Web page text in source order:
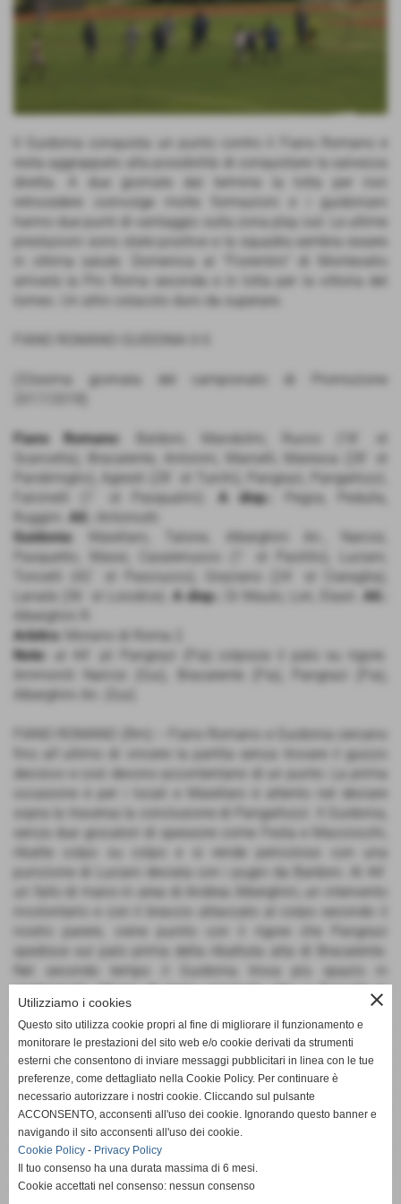
Il Guidonia conquista un punto contro il Fiano Romano e
resta aggrappato alla possibilità di conquistare la salvezza
diretta. A due giornate dal termine la lotta per non
retrocedere coinvolge molte formazioni e i guidoniani
hanno due punti di vantaggio sulla zona play out. Le ultime
prestazioni sono state positive e la squadra sembra essere
in ottima salute. Domenica al "Fiorentini" di Montecelio
arriverà la Pro Roma seconda e in lotta per la vittoria del
torneo. Un altro ostacolo duro da superare.
(32esima giornata del campionato di Promozione
Fiano Romano:
Baldoni, Mandolini, Rucco (18´ st
Scancella), Bracalente, Antonini, Marcelli, Maresca (28´ st
Pandimiglio), Agresti (28´ st Turchi), Pangrazi, Pangallozzi,
Falcinelli (1´ st Pasqualini).
A disp.:
Pegza, Pedulla,
Ruggini.
All.:
Guidonia:
Maiellaro, Talone, Alberghini An., Narcisi,
Pasquetto, Massi, Casalenuovo (1´ st Paolillo), Luciani,
Toncelli (42´ st Pasciucco), Graziano (24´ st Ciaraglia),
Lanatà (36´ st Loiodice).
A disp.: Di Maulo, Lori, Elasri.
All.:
Alberghini R.
Arbitro:
Morano di Roma 2.
Note:
al 44´ pt Pangrazi (Fia) colpisce il palo su rigore.
Ammoniti Narcisi (Gui), Bracalente (Fia), Pangrazi (Fia),
Alberghini An. (Gui).
FIANO ROMANO (Rm) – Fiano Romano e Guidonia cercano
fino all´ultimo di vincere la partita senza trovare il guizzo
decisivo e così devono accontentarsi di un punto. La prima
occasione è per i locali e Maiellaro è attento nel deviare
sopra la traversa la conclusione di Pangallozzi. Il Guidonia,
senza due giocatori di spessore come Festa e Macciocchi,
ribatte colpo su colpo e si rende pericoloso con una
punizione di Luciani deviata con i pugni da Baldoni. Al 44´
un fallo di mano in area di Andrea Alberghini, un intervento
involontario e con il braccio attaccato al corpo secondo il
nostro parere, viene punito con il rigore che Pangrazi
spedisce sul palo prima della ribattuta alta di Bracalente.
Nel secondo tempo il Guidonia trova più spazio in
contropiede, Massi di testa conclude alto e Toncelli in
spaccata non trova la porta all´interno dell´area piccola.
Sempre su ripartenza, a un minuto dal termine, Ciaraglia
trova il corridoio giusto per Paolillo che si ritrova la strada
sbarrata dall´intervento di Baldoni che salva il risultato con
una prodezza. Nel recupero l´ultima occasione con il tiro di
Pangallozzi parato da Maiellaro e a seguire la conclusione
alta di Pangrazi. Grande rammarico per alcune occasioni
sprecate nel secondo tempo e allo stesso tempo
soddisfazione per un´altra prestazione di spessore da parte
del Guidonia che vede la meta sempre più vicina.
close
Utilizziamo i cookies
Questo sito utilizza cookie propri al fine di migliorare il funzionamento e
monitorare le prestazioni del sito web e/o cookie derivati da strumenti
esterni che consentono di inviare messaggi pubblicitari in linea con le tue
preferenze, come dettagliato nella Cookie Policy. Per continuare è
necessario autorizzare i nostri cookie. Cliccando sul pulsante
ACCONSENTO, acconsenti all'uso dei cookie. Ignorando questo banner e
navigando il sito acconsenti all'uso dei cookie.
Cookie Policy - Privacy Policy
Il tuo consenso ha una durata massima di 6 mesi.
Cookie accettati nel consenso: nessun consenso